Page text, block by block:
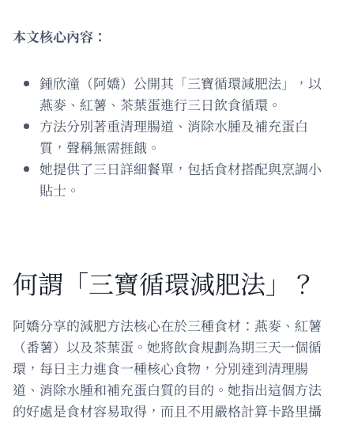
本文核心內容：
鍾欣潼（阿嬌）公開其「三寶循環減肥法」，以
燕麥、紅薯、茶葉蛋進行三日飲食循環。
方法分別著重清理腸道、消除水腫及補充蛋白
質，聲稱無需捱餓。
她提供了三日詳細餐單，包括食材搭配與烹調小
貼士。
何謂「三寶循環減肥法」？
阿嬌分享的減肥方法核心在於三種食材：燕麥、紅薯
（番薯）以及茶葉蛋。她將飲食規劃為期三天一個循
環，每日主力進食一種核心食物，分別達到清理腸
道、消除水腫和補充蛋白質的目的。她指出這個方法
的好處是食材容易取得，而且不用嚴格計算卡路里攝